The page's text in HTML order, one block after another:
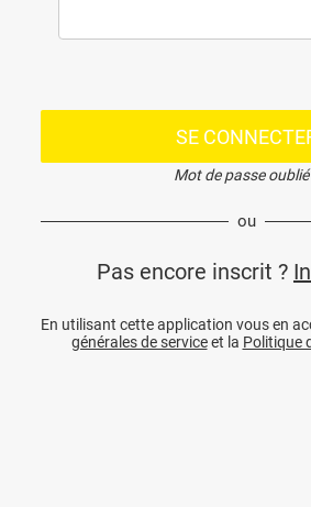
SE
Mot de passe oublié
ou
Pas encore inscrit ?
En utilisant cette application vous en
générales de serviceet la Politique